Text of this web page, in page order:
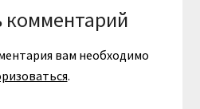
комментарий
вам необходимо
.